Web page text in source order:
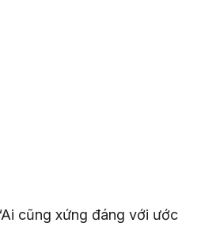
cũng xứng đáng với ước